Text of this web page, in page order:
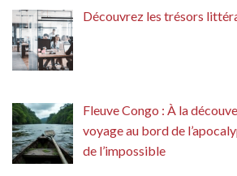
Découvrez les trésors
Fleuve Congo : À la
voyage au bord de
de l’impossible